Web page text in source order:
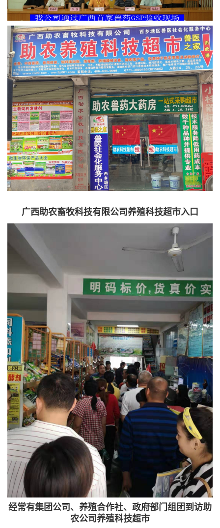
广西助农畜牧科技有限公司养殖科技超市入口
经常有集团公司、养殖合作社、政府部门组团到访助
农公司养殖科技超市